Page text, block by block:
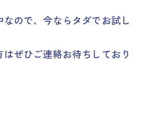
ので、今ならタダでお試し
ぜひご連絡お待ちしており